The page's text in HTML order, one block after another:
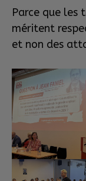
Parce que les
méritent
et non des